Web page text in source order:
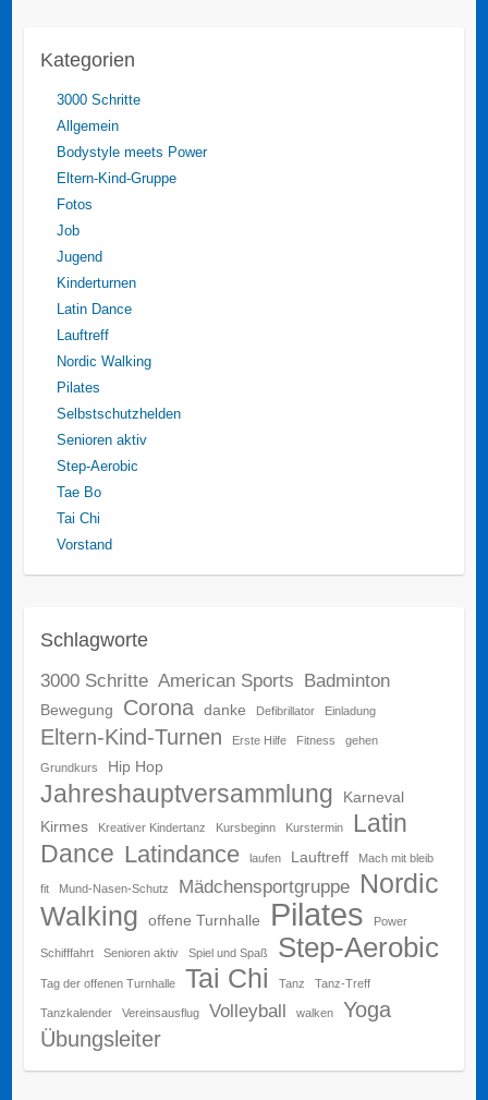
Kategorien
3000 Schritte
Allgemein
Bodystyle meets Power
Eltern-Kind-Gruppe
Fotos
Job
Jugend
Kinderturnen
Latin Dance
Lauftreff
Nordic Walking
Pilates
Selbstschutzhelden
Senioren aktiv
Step-Aerobic
Tae Bo
Tai Chi
Vorstand
Schlagworte
3000 Schritte American Sports Badminton
Bewegung Corona danke Defibrillator Einladung
Eltern-Kind-Turnen Erste Hilfe Fitness gehen
Grundkurs Hip Hop
Jahreshauptversammlung
Karneval
Kirmes
Kreativer Kindertanz Kursbeginn Kurstermin
Latin
Dance Latindance laufen Lauftreff Mach mit bleib
fit Mund-Nasen-Schutz Mädchensportgruppe Nordic
Walking
offene Turnhalle Pilates Power
Schifffahrt Senioren aktiv Spiel und Spaß Step-Aerobic
Tag der offenen Turnhalle Tai Chi Tanz Tanz-Treff
Tanzkalender Vereinsausflug Volleyball walken
Yoga
Übungsleiter